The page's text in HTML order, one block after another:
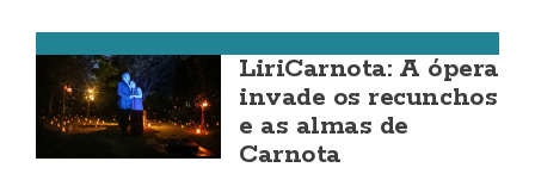
LiriCarnota: A ópera
invade os recunchos
e as almas de
Carnota